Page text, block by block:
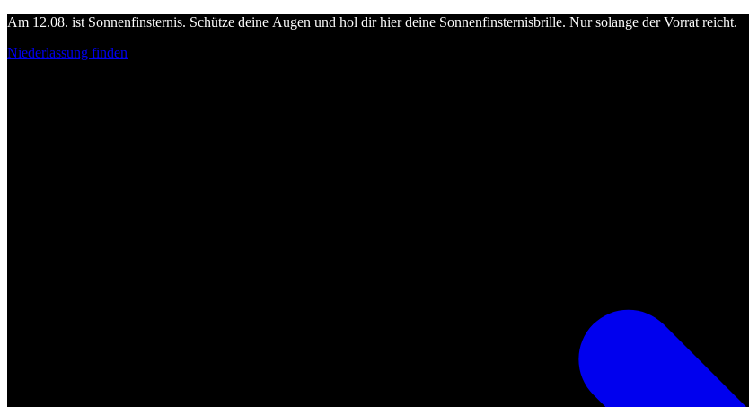
Am 12.08. ist Sonnenfinsternis. Schütze deine Augen und hol dir hier deine Sonnenfinsternisbrille. Nur solange der Vorrat reicht.
Niederlassung finden